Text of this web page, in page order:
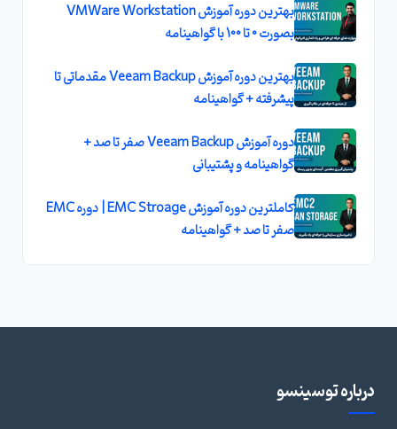
بهترین دوره آموزش VMWare Workstation
بصورت 0 تا 100 با گواهینامه
بهترین دوره آموزش Veeam Backup مقدماتی تا
پیشرفته + گواهینامه
دوره آموزش Veeam Backup صفر تا صد +
گواهینامه و پشتیبانی
کاملترین دوره آموزش EMC Stroage | دوره EMC
صفر تا صد + گواهینامه
درباره توسینسو